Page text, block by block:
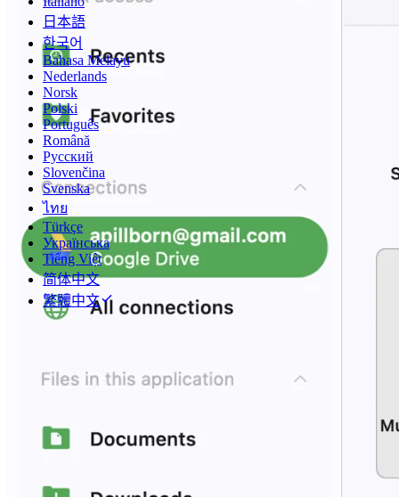
日本語
한국어
Bahasa Melayu
Nederlands
Norsk
Polski
Português
Română
Русский
Slovenčina
Svenska
ไทย
Türkçe
Українська
Tiếng Việt
简体中文
繁體中文